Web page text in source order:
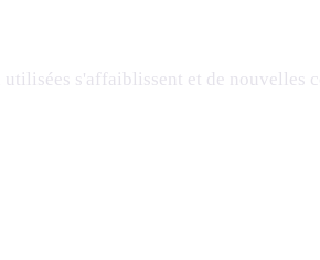
s'affaiblissent et de nouvelles